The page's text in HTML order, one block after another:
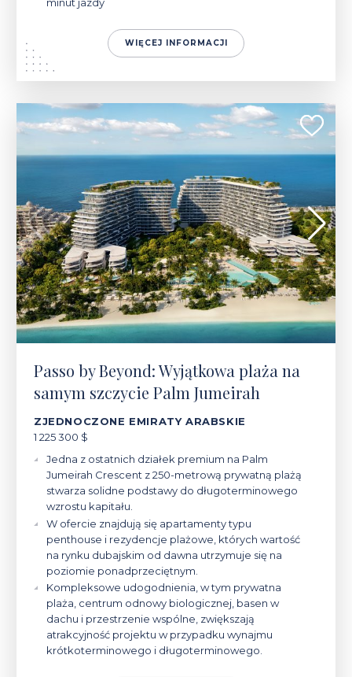
WIĘCEJ INFORMACJI
1 225 300 $
Passo by Beyond: Wyjątkowa plaża na
samym szczycie Palm Jumeirah
ZJEDNOCZONE EMIRATY ARABSKIE
1 225 300 $
Jedna z ostatnich działek premium na Palm
Jumeirah Crescent z 250-metrową prywatną plażą
stwarza solidne podstawy do długoterminowego
wzrostu kapitału.
W ofercie znajdują się apartamenty typu
penthouse i rezydencje plażowe, których wartość
na rynku dubajskim od dawna utrzymuje się na
poziomie ponadprzeciętnym.
Kompleksowe udogodnienia, w tym prywatna
plaża, centrum odnowy biologicznej, basen w
dachu i przestrzenie wspólne, zwiększają
atrakcyjność projektu w przypadku wynajmu
krótkoterminowego i długoterminowego.